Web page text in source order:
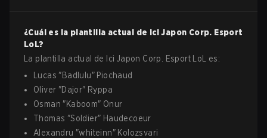
¿Cuál es la plantilla actual de Ici Japon Corp. Esport
LoL?
La plantilla actual de
Ici Japon Corp. Esport LoL
es:
Lucas "Badlulu" Piochaud
Oliver "Dajor" Ryppa
Osman "Kaboom" Onur
Thomas "Soldier" Haudecoeur
Alexandru "whiteinn" Kolozsvari